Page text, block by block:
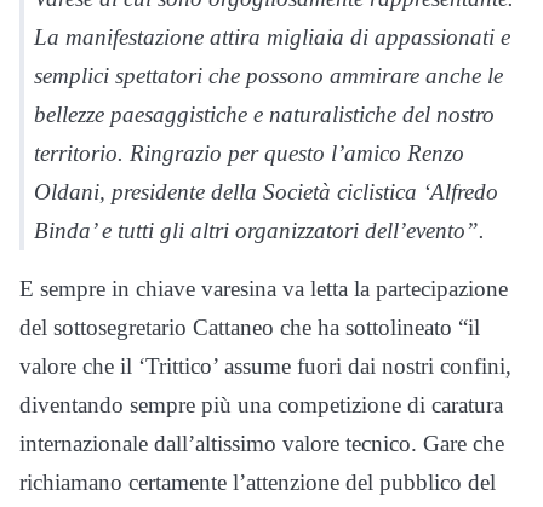
La manifestazione attira migliaia di appassionati e
semplici spettatori che possono ammirare anche le
bellezze paesaggistiche e naturalistiche del nostro
territorio. Ringrazio per questo l’amico Renzo
Oldani, presidente della Società ciclistica ‘Alfredo
Binda’ e tutti gli altri organizzatori dell’evento”.
E sempre in chiave varesina va letta la partecipazione
del sottosegretario Cattaneo che ha sottolineato “il
valore che il ‘Trittico’ assume fuori dai nostri confini,
diventando sempre più una competizione di caratura
internazionale dall’altissimo valore tecnico. Gare che
richiamano certamente l’attenzione del pubblico del